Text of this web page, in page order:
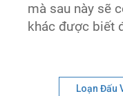
mà sau này sẽ
khác được biết
Loạn Đấu